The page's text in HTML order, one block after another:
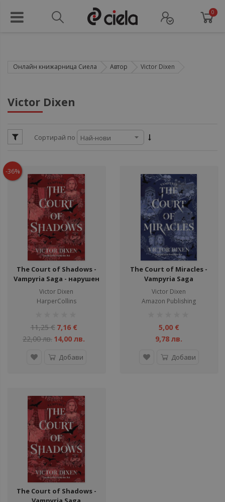
0
Онлайн книжарница Сиела Автор Victor Dixen
Victor Dixen
Сортирай по
-36%
The Court of Shadows -
Vampyria Saga - нарушен
търговски вид
Victor Dixen
HarperCollins
1%
11,25 € 7,16 €
22,00 лв. 14,00 лв.
Добави
The Court of Miracles -
Vampyria Saga
Victor Dixen
Amazon Publishing
5,00 €
9,78 лв.
Добави
The Court of Shadows -